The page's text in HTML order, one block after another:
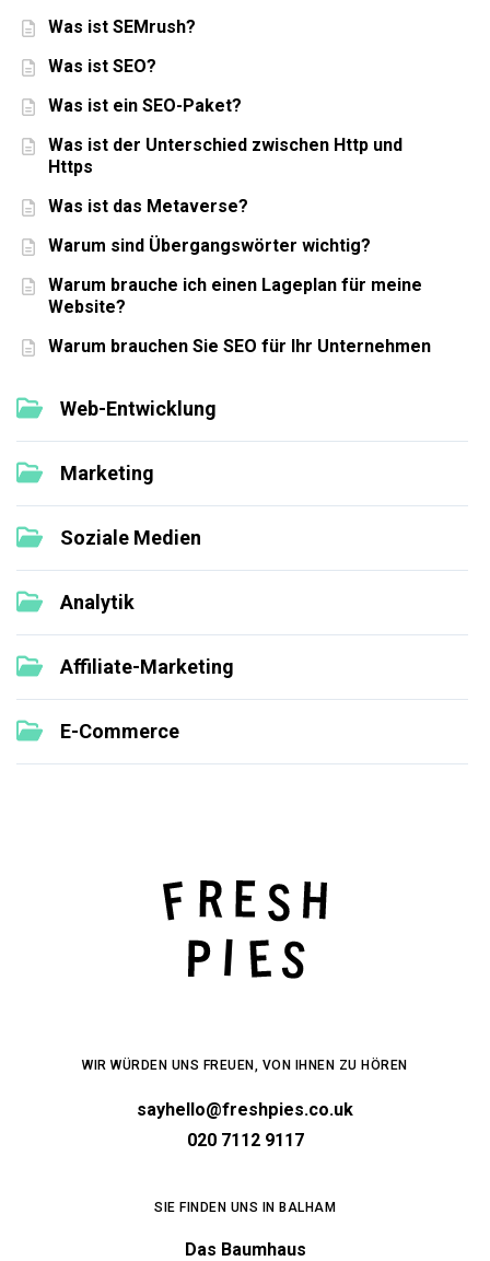
Was ist SEMrush?
Was ist SEO?
Was ist ein SEO-Paket?
Was ist der Unterschied zwischen Http und
Https
Was ist das Metaverse?
Warum sind Übergangswörter wichtig?
Warum brauche ich einen Lageplan für meine
Website?
Warum brauchen Sie SEO für Ihr Unternehmen
Web-Entwicklung
Marketing
Soziale Medien
Analytik
Affiliate-Marketing
E-Commerce
WIR WÜRDEN UNS FREUEN, VON IHNEN ZU HÖREN
sayhello@freshpies.co.uk
020 7112 9117
SIE FINDEN UNS IN BALHAM
Das Baumhaus